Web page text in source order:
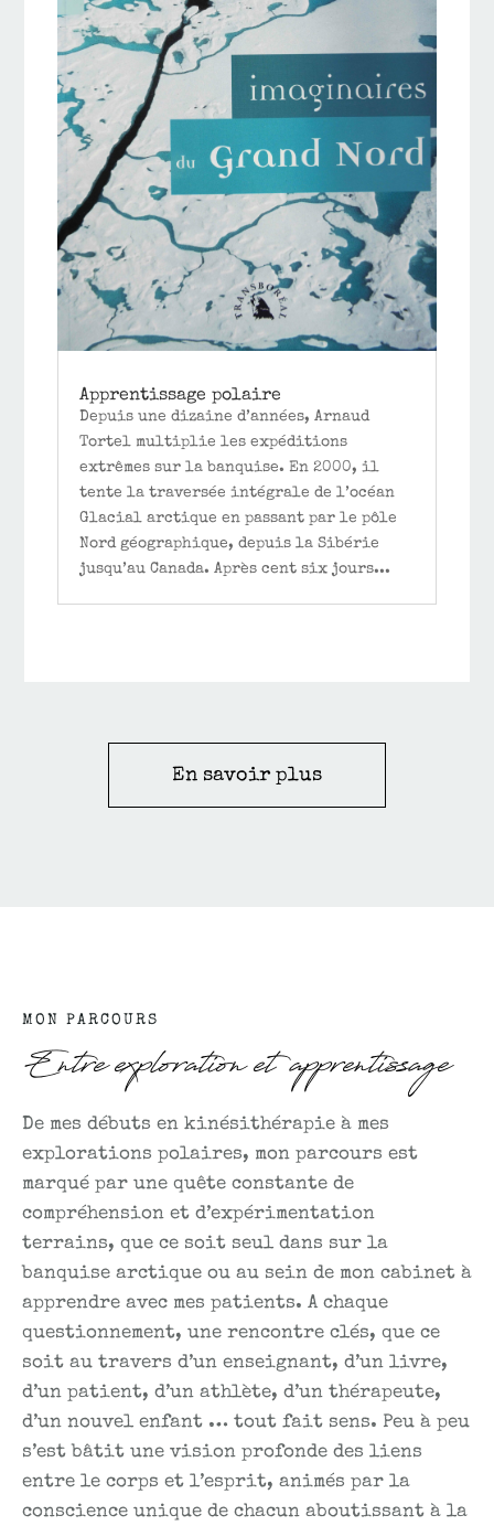
Apprentissage polaire
Depuis une dizaine d’années, Arnaud
Tortel multiplie les expéditions
extrêmes sur la banquise. En 2000, il
tente la traversée intégrale de l’océan
Glacial arctique en passant par le pôle
Nord géographique, depuis la Sibérie
jusqu’au Canada. Après cent six jours...
En savoir plus
MON PARCOURS
Entre exploration et apprentissage
De mes débuts en kinésithérapie à mes
explorations polaires, mon parcours est
marqué par une quête constante de
compréhension et d’expérimentation
terrains, que ce soit seul dans sur la
banquise arctique ou au sein de mon cabinet à
apprendre avec mes patients. A chaque
questionnement, une rencontre clés, que ce
soit au travers d’un enseignant, d’un livre,
d’un patient, d’un athlète, d’un thérapeute,
d’un nouvel enfant … tout fait sens. Peu à peu
s’est bâtit une vision profonde des liens
entre le corps et l’esprit, animés par la
conscience unique de chacun aboutissant à la